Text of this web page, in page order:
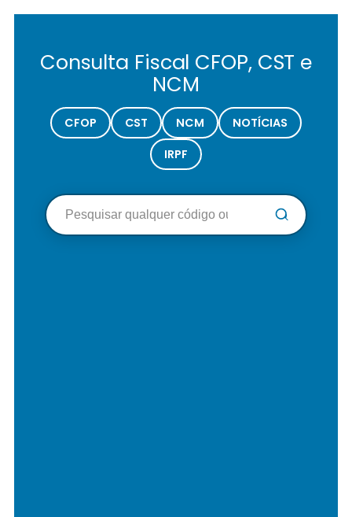
Consulta Fiscal CFOP, CST e
NCM
CFOP CST NCM
NOTÍCIAS
IRPF